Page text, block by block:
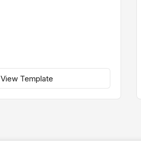
View Template